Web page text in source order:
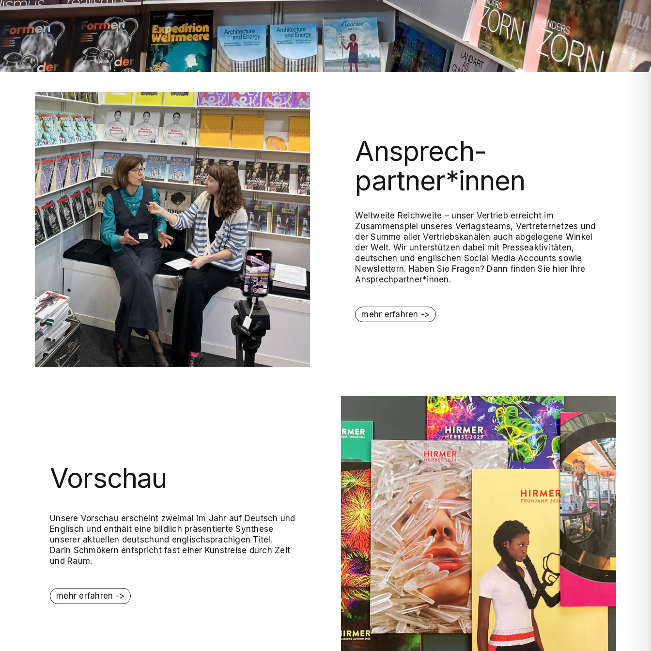
Ansprech-
partner*innen
Weltweite Reichweite – unser Vertrieb erreicht im
Zusammenspiel unseres Verlagsteams, Vertreternetzes und
der Summe aller Vertriebskanälen auch abgelegene Winkel
der Welt. Wir unterstützen dabei mit Presseaktivitäten,
deutschen und englischen Social Media Accounts sowie
Newslettern. Haben Sie Fragen? Dann finden Sie hier Ihre
Ansprechpartner*innen.
mehr erfahren ->
Vorschau
Unsere Vorschau erscheint zweimal im Jahr auf Deutsch und
Englisch und enthält eine bildlich präsentierte Synthese
unserer aktuellen deutschund englischsprachigen Titel.
Darin Schmökern entspricht fast einer Kunstreise durch Zeit
und Raum.
mehr erfahren ->